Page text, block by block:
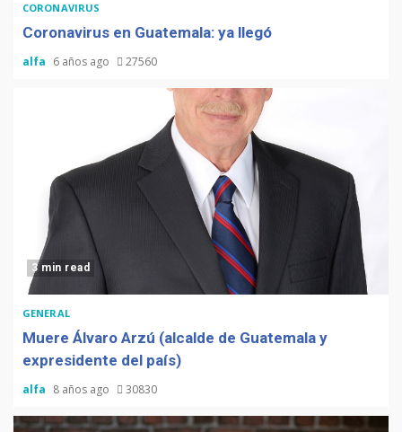
CORONAVIRUS
Coronavirus en Guatemala: ya llegó
alfa 6 años ago 27560
3 min read
GENERAL
Muere Álvaro Arzú (alcalde de Guatemala y
expresidente del país)
alfa 8 años ago 30830